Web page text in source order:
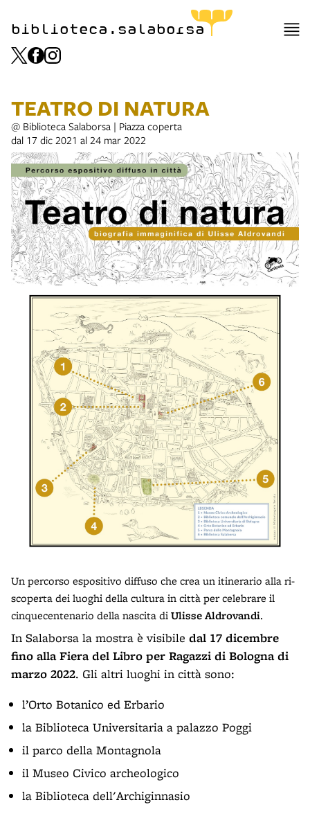
biblioteca.salaborsa
TEATRO DI NATURA
@ Biblioteca Salaborsa | Piazza coperta
dal 17 dic 2021 al 24 mar 2022
Un percorso espositivo diffuso che crea un itinerario alla ri-
scoperta dei luoghi della cultura in città per celebrare il
cinquecentenario della nascita diUlisse Aldrovandi.
In Salaborsa la mostra è visibile dal 17 dicembre
fino alla Fiera del Libro per Ragazzi di Bologna di
marzo 2022. Gli altri luoghi in città sono:
l’Orto Botanico ed Erbario
la Biblioteca Universitaria a palazzo Poggi
il parco della Montagnola
il Museo Civico archeologico
la Biblioteca dell'Archiginnasio